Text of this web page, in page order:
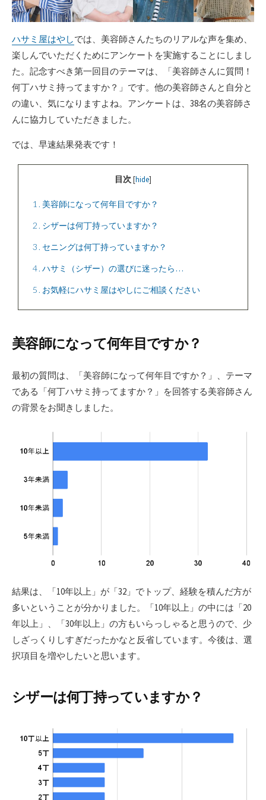
ハサミ屋はやしでは、美容師さんたちのリアルな声を集め、
楽しんでいただくためにアンケートを実施することにしまし
た。記念すべき第一回目のテーマは、「美容師さんに質問！
何丁ハサミ持ってますか？」です。他の美容師さんと自分と
の違い、気になりますよね。アンケートは、38名の美容師さ
んに協力していただきました。
では、早速結果発表です！
目次 [hide]
1 美容師になって何年目ですか？
2 シザーは何丁持っていますか？
3 セニングは何丁持っていますか？
4 ハサミ（シザー）の選びに迷ったら…
5 お気軽にハサミ屋はやしにご相談ください
美容師になって何年目ですか？
最初の質問は、「美容師になって何年目ですか？」、テーマ
である「何丁ハサミ持ってますか？」を回答する美容師さん
の背景をお聞きしました。
結果は、「10年以上」が「32」でトップ、経験を積んだ方が
多いということが分かりました。「10年以上」の中には「20
年以上」、「30年以上」の方もいらっしゃると思うので、少
しざっくりしすぎだったかなと反省しています。今後は、選
択項目を増やしたいと思います。
シザーは何丁持っていますか？